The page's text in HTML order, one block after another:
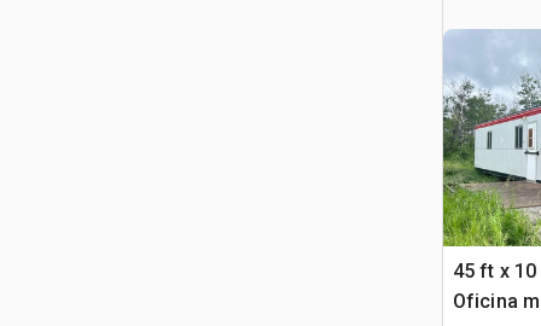
45 ft x
Oficina